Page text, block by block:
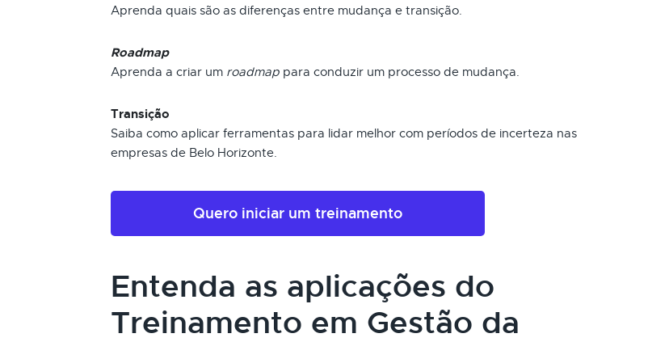
Aprenda quais são as diferenças entre mudança e transição.
Roadmap
Aprenda a criar um roadmap para conduzir um processo de mudança.
Transição
Saiba como aplicar ferramentas para lidar melhor com períodos de incerteza nas
empresas de Belo Horizonte.
Quero iniciar um treinamento
Entenda as aplicações do
Treinamento em Gestão da